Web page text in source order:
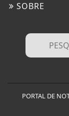
SOBRE
PORTAL DE
Termos de
de Uso e